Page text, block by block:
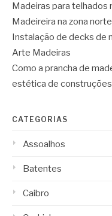
Madeiras para telhados
Madeireira na zona
Instalação de decks de
Arte Madeiras
Como a prancha de
estética de
CATEGORIAS
Assoalhos
Batentes
Caibro